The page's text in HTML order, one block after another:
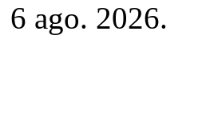
6 ago. 2026.